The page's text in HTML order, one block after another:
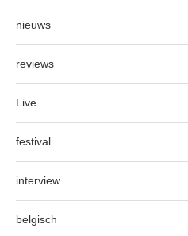
nieuws
reviews
Live
festival
interview
belgisch